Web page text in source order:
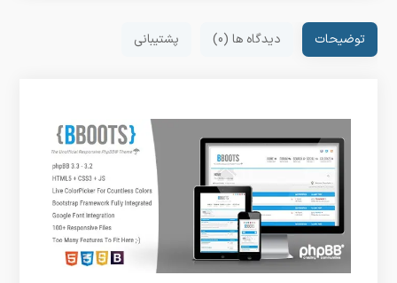
توضیحات دیدگاه ها (0) پشتیبانی